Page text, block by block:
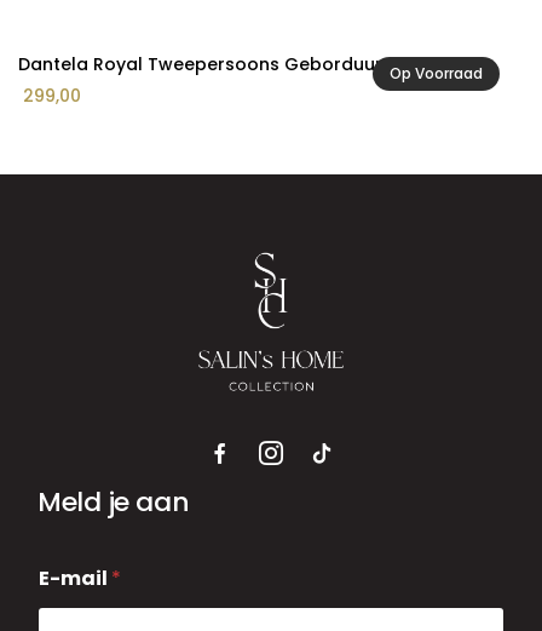
Op Voorraad
Dantela Royal Tweepersoons Geborduurde Sprei set
299,00
Meld je aan
-
m
E-mail *